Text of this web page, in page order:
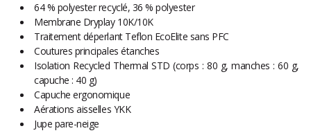
64 % polyester recyclé, 36 % polyester
Membrane Dryplay 10K/10K
Traitement déperlant Teflon EcoElite sans PFC
Coutures principales étanches
Isolation Recycled Thermal STD (corps : 80 g, manches : 60 g,
capuche : 40 g)
Capuche ergonomique
Aérations aisselles YKK
Jupe pare-neige